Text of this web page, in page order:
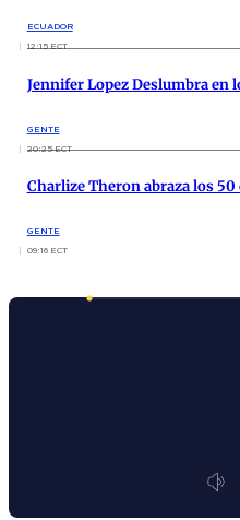
ECUADOR
12:15 ECT
Jennifer Lopez Deslumbra en
GENTE
20:25 ECT
Charlize Theron abraza los
GENTE
09:16 ECT